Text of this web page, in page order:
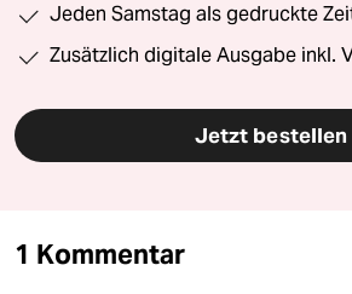
Jeden Samstag als gedruckte
Zusätzlich digitale Ausgabe inkl.
Jetzt bestellen
1 Kommentar